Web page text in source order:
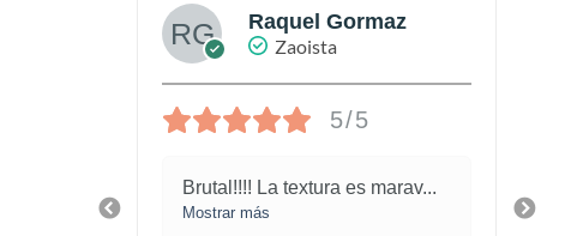
Raquel Gormaz
Zaoista
5/5
Brutal!!!! La textura es marav...
Mostrar más